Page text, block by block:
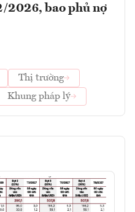
2026, bao phủ nợ
Thị trường
Khung pháp lý